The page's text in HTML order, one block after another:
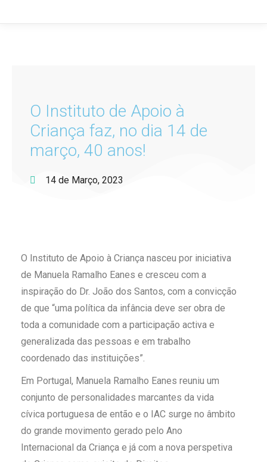
O Instituto de Apoio à
Criança faz, no dia 14 de
março, 40 anos!
14 de Março, 2023
O Instituto de Apoio à Criança nasceu por iniciativa
de Manuela Ramalho Eanes e cresceu com a
inspiração do Dr. João dos Santos, com a convicção
de que “uma política da infância deve ser obra de
toda a comunidade com a participação activa e
generalizada das pessoas e em trabalho
coordenado das instituições”.
Em Portugal, Manuela Ramalho Eanes reuniu um
conjunto de personalidades marcantes da vida
cívica portuguesa de então e o IAC surge no âmbito
do grande movimento gerado pelo Ano
Internacional da Criança e já com a nova perspetiva